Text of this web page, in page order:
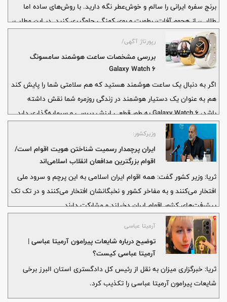
برنج سفره ایرانی را سالم و خوش‌عطر نگه دارید. با روش‌های ساده اما
طلایی، از هجوم آفات، رطوبت و بوی کهنگی جلوگیری کنید. در این مطلب،
به شما می‌گوییم چطور برنج را ماه‌ها تازه و بدون کرم یا جوجو نگهداری
کنید.
رپورتاژ آگهی/
بررسی مشخصات ساعت هوشمند سامسونگ
Galaxy Watch 6
اگر به دنبال یک ساعت هوشمند هستید که هم سلامتی شما را پایش کند
هم به عنوان یک دستیار هوشمند در زندگی روزمره شما نقش داشته
باشد، Galaxy Watch 6 به طور قطعی ارزش بررسی و سرمایه‌گذاری دارد.
وزیرکشور:
ایران پرچمدار رسمیت شناختن هویت اقوام است/
اقوام بزرگترین مدافعان انقلاب اسلامی‌اند
ثریا: وزیر کشور گفت: همه اقوام ایران اسلامی به این پرچم و سرود ملی
افتخار می‌کنند و به مفاخر کشور و نخبگانشان افتخار می‌کنند و در تک تک
پیشرفت‌های کشور اقوام ایران دخیلند و مشارکت دارند.
آرمیتا عباسی
توضیح درباره شایعات پیرامون آرمیتا عباسی |
آرمیتا عباسی کیست؟
ثریا: خبرگزاری میزان به نقل از رئیس کل دادگستری استان البرز برخی
شایعات پیرامون آرمیتا عباسی را تکذیب کرد.